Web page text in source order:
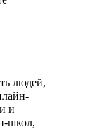
людей,
и
школ,